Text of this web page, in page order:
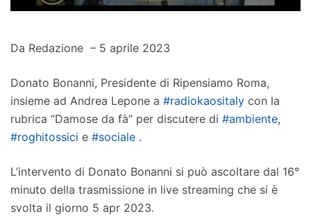
Da Redazione – 5 aprile 2023
Donato Bonanni, Presidente di Ripensiamo Roma,
insieme ad Andrea Lepone a #radiokaositaly con la
rubrica “Damose da fà” per discutere di #ambiente,
#roghitossici e #sociale .
L’intervento di Donato Bonanni si può ascoltare dal 16°
minuto della trasmissione in live streaming che si è
svolta il giorno 5 apr 2023.